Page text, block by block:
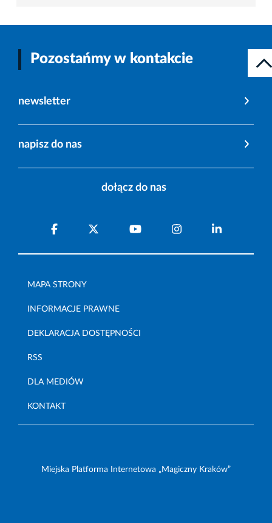
Pozostańmy w kontakcie
newsletter
napisz do nas
dołącz do nas
MAPA STRONY
INFORMACJE PRAWNE
DEKLARACJA DOSTĘPNOŚCI
RSS
DLA MEDIÓW
KONTAKT
Miejska Platforma Internetowa „Magiczny Kraków”